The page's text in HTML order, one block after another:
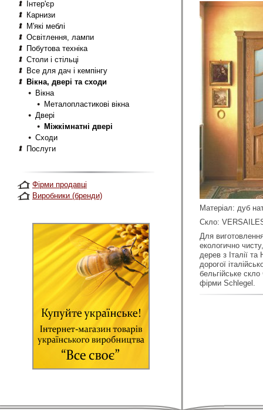
Інтер'єр
Карнизи
М'які меблі
Освітлення, лампи
Побутова техніка
Столи і стільці
Все для дач і кемпінгу
Вікна, двері та сходи
Вікна
Металопластикові вікна
Двері
Міжкімнатні двері
Сходи
Послуги
Фірми продавці
Виробники (бренди)
Матеріал: дуб
Скло:
Для
екологично
дерев з Італії
дорогої
бельгійське
фірми Schlegel.